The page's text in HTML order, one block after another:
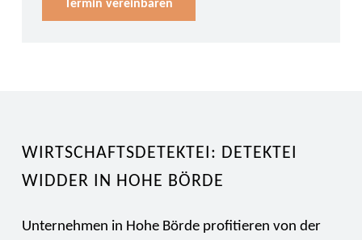
Termin vereinbaren
WIRTSCHAFTSDETEKTEI: DETEKTEI
WIDDER IN HOHE BÖRDE
Unternehmen in Hohe Börde profitieren von der